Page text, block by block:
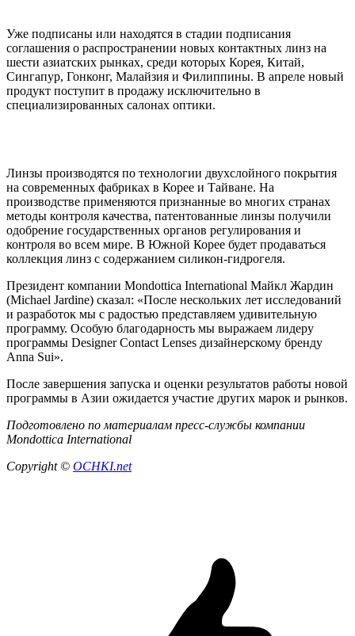
Уже подписаны или находятся в стадии подписания
соглашения о распространении новых контактных линз на
шести азиатских рынках, среди которых Корея, Китай,
Сингапур, Гонконг, Малайзия и Филиппины. В апреле новый
продукт поступит в продажу исключительно в
специализированных салонах оптики.
Линзы производятся по технологии двухслойного покрытия
на современных фабриках в Корее и Тайване. На
производстве применяются признанные во многих странах
методы контроля качества, патентованные линзы получили
одобрение государственных органов регулирования и
контроля во всем мире. В Южной Корее будет продаваться
коллекция линз с содержанием силикон-гидрогеля.
Президент компании Mondottica International Майкл Жардин
(Michael Jardine) сказал: «После нескольких лет исследований
и разработок мы с радостью представляем удивительную
программу. Особую благодарность мы выражаем лидеру
программы Designer Contact Lenses дизайнерскому бренду
Anna Sui».
После завершения запуска и оценки результатов работы новой
программы в Азии ожидается участие других марок и рынков.
Подготовлено по материалам пресс-службы компании
Mondottica International
Copyright © OCHKI.net